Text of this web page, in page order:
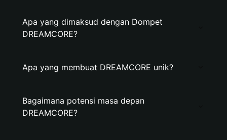
Apa yang dimaksud dengan Dompet
DREAMCORE?
Apa yang membuat DREAMCORE unik?
Bagaimana potensi masa depan
DREAMCORE?